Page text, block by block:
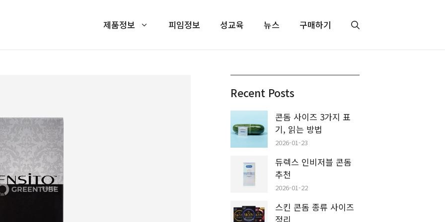
제품정보 피임정보 성교육 뉴스 구매하기
Recent Posts
콘돔 사이즈 3가지 표
기, 읽는 방법
2026-01-23
듀렉스 인비저블 콘돔
추천
2026-01-22
스킨 콘돔 종류 사이즈
정리